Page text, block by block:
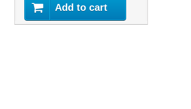
Add to cart